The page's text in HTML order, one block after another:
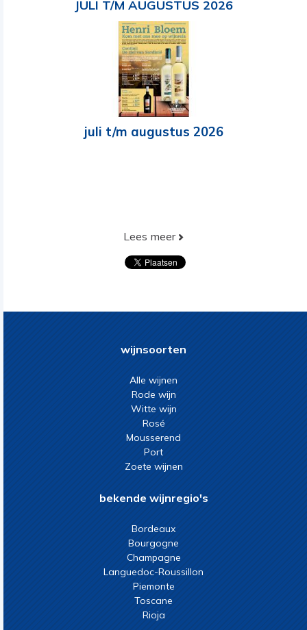
JULI T/M AUGUSTUS 2026
juli t/m augustus 2026
Lees meer
wijnsoorten
Alle wijnen
Rode wijn
Witte wijn
Rosé
Mousserend
Port
Zoete wijnen
bekende wijnregio's
Bordeaux
Bourgogne
Champagne
Languedoc-Roussillon
Piemonte
Toscane
Rioja